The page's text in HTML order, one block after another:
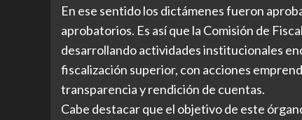
En ese sentido los dictámenes fueron
aprobatorios. Es así que la Comisión de
desarrollando actividades institucionales
fiscalización superior, con acciones
transparencia y rendición de cuentas.
Cabe destacar que el objetivo de este